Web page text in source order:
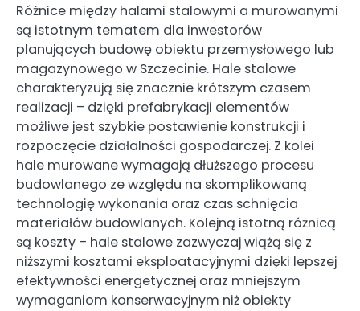
Różnice między halami stalowymi a murowanymi
są istotnym tematem dla inwestorów
planujących budowę obiektu przemysłowego lub
magazynowego w Szczecinie. Hale stalowe
charakteryzują się znacznie krótszym czasem
realizacji – dzięki prefabrykacji elementów
możliwe jest szybkie postawienie konstrukcji i
rozpoczęcie działalności gospodarczej. Z kolei
hale murowane wymagają dłuższego procesu
budowlanego ze względu na skomplikowaną
technologię wykonania oraz czas schnięcia
materiałów budowlanych. Kolejną istotną różnicą
są koszty – hale stalowe zazwyczaj wiążą się z
niższymi kosztami eksploatacyjnymi dzięki lepszej
efektywności energetycznej oraz mniejszym
wymaganiom konserwacyjnym niż obiekty